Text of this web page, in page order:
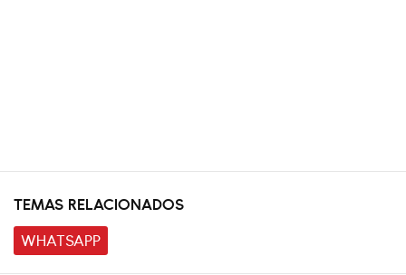
TEMAS RELACIONADOS
WHATSAPP